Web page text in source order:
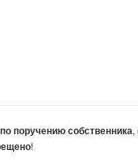
по поручению собственника,
!